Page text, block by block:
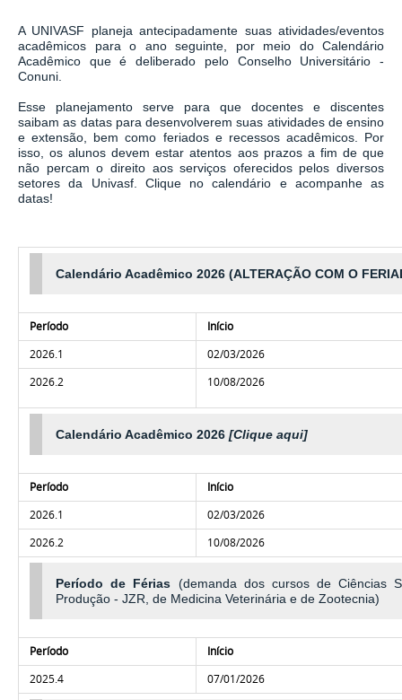
A UNIVASF planeja antecipadamente suas atividades/eventos
acadêmicos para o ano seguinte, por meio do Calendário
Acadêmico que é deliberado pelo Conselho Universitário -
Conuni.
Esse planejamento serve para que docentes e discentes
saibam as datas para desenvolverem suas atividades de ensino
e extensão, bem como feriados e recessos acadêmicos. Por
isso, os alunos devem estar atentos aos prazos a fim de que
não percam o direito aos serviços oferecidos pelos diversos
setores da Univasf. Clique no calendário e acompanhe as
datas!
Calendário Acadêmico 2026(ALTERAÇÃO COM O
Período
Início
2026.1
02/03/2026
2026.2
10/08/2026
Calendário Acadêmico 2026[Clique aqui]
Período
Início
2026.1
02/03/2026
2026.2
10/08/2026
Período de Férias (demanda dos cursos de Ciências
Produção - JZR, de Medicina Veterinária e de Zootecnia)
Período
Início
2025.4
07/01/2026